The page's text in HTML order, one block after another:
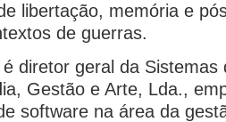
libertação, memória e
de guerras.
é diretor geral da Sistemas
Gestão e Arte, Lda.,
software na área da